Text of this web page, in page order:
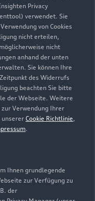
Privacy
verwendet. Sie
von Cookies
nicht erteilen,
nicht
anhand der unten
Sie können Ihre
des Widerrufs
beachten Sie bitte
der Webseite. Weitere
Verwendung Ihrer
unserer Cookie Richtlinie,
.
Ihnen grundlegende
zur Verfügung zu
der